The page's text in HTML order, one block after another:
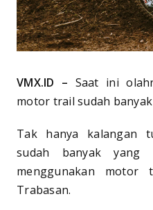
VMX.ID – Saat ini
motor trail sudah
Tak hanya kalangan
sudah banyak yang
menggunakan
Trabasan.